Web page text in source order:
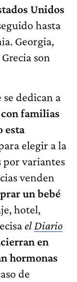
Unidos
hasta
Georgia,
son
se dedican a
familias
esta
elegir a la
por variantes
venden
un bebé
hotel,
el Diario
en
hormonas
de